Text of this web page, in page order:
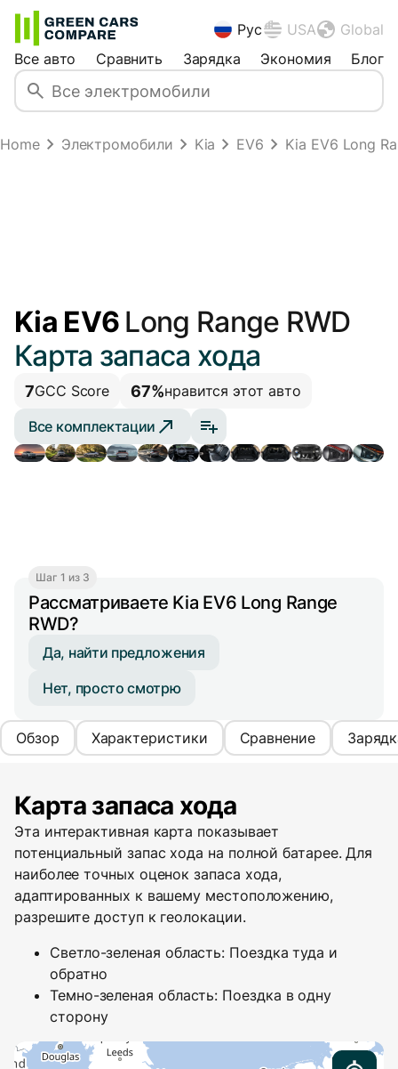
Рус USA
Global
Все авто
Сравнить Зарядка Экономия Блог
Home Электромобили Kia EV6 Kia EV6 Long
Kia EV6 Long Range RWD
Карта запаса хода
7GCC Score 67%нравится этот авто
Все комплектации
Шаг 1 из 3
Рассматриваете Kia EV6 Long Range
RWD?
Да, найти предложения
Нет, просто смотрю
Обзор Характеристики Сравнение
Карта запаса хода
Эта интерактивная карта показывает
потенциальный запас хода на полной батарее. Для
наиболее точных оценок запаса хода,
адаптированных к вашему местоположению,
разрешите доступ к геолокации.
Светло-зеленая область: Поездка туда и
обратно
Темно-зеленая область: Поездка в одну
сторону